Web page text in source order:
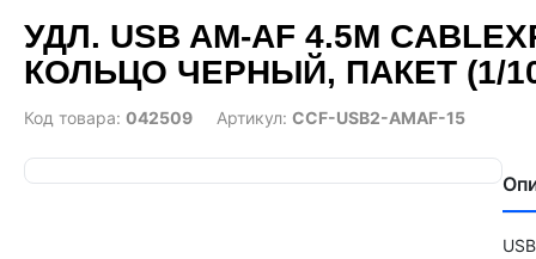
УДЛ. USB AM-AF 4.5М
КОЛЬЦО ЧЕРНЫЙ, ПАКЕТ (1/
Код товара: 042509 Артикул: CCF-USB2-AMAF-15